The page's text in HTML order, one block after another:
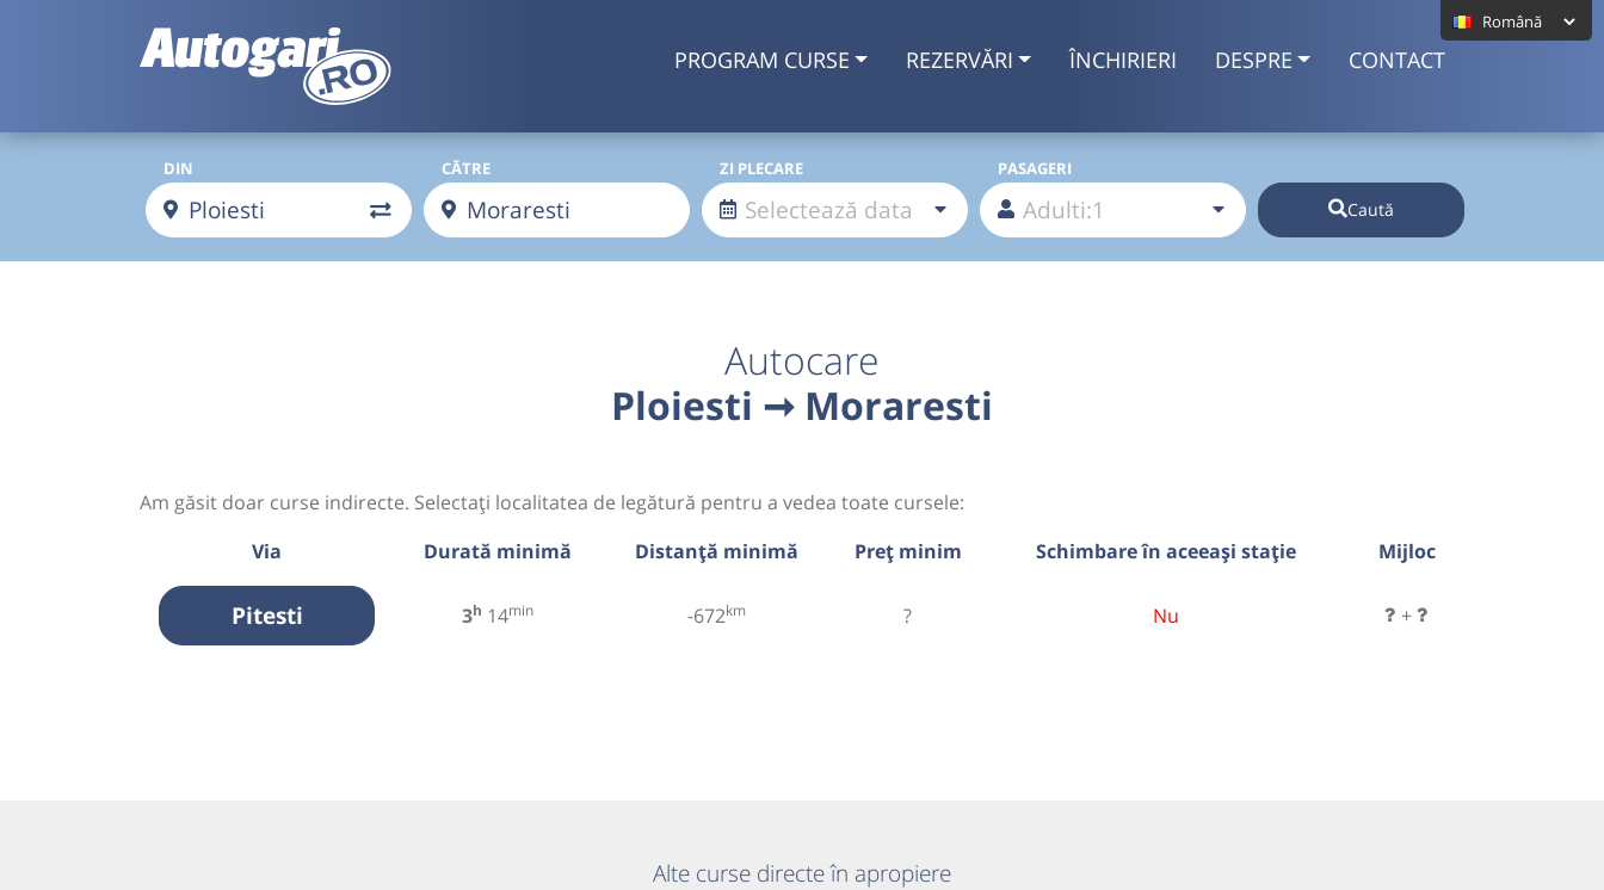
PROGRAM CURSE REZERVĂRI ÎNCHIRIERI DESPRE CONTACT
DIN CĂTRE ZI PLECARE PASAGERI
Caută
Autocare
Ploiesti ➞ Moraresti
Am găsit doar curse indirecte. Selectați localitatea de legătură pentru a vedea toate cursele:
Via
Durată minimă Distanță minimă Preț minim Schimbare în aceeași stație Mijloc
Pitesti 3h 14min -672km ? Nu +
Alte curse directe în apropiere